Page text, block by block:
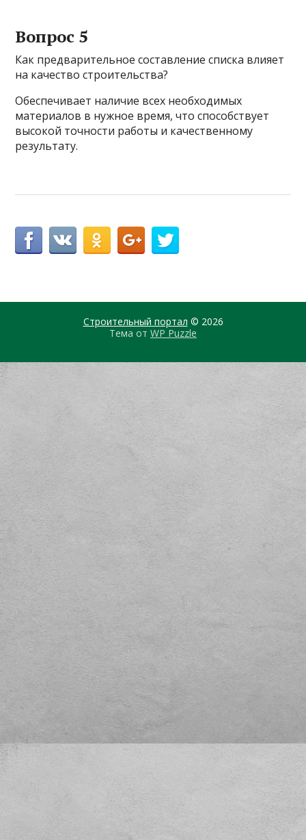
Вопрос 5
Как предварительное составление списка влияет
на качество строительства?
Обеспечивает наличие всех необходимых
материалов в нужное время, что способствует
высокой точности работы и качественному
результату.
Строительный портал © 2026
Тема от WP Puzzle